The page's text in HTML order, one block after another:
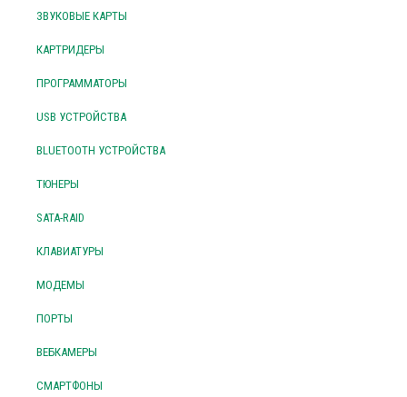
ЗВУКОВЫЕ КАРТЫ
КАРТРИДЕРЫ
ПРОГРАММАТОРЫ
USB УСТРОЙСТВА
BLUETOOTH УСТРОЙСТВА
ТЮНЕРЫ
SATA-RAID
КЛАВИАТУРЫ
МОДЕМЫ
ПОРТЫ
ВЕБКАМЕРЫ
СМАРТФОНЫ